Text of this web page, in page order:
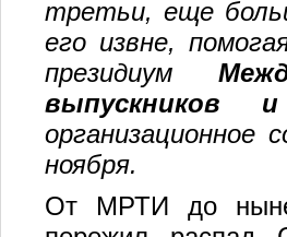
третьи, еще
его извне,
президиум
выпускников
организационное
ноября.
От МРТИ до